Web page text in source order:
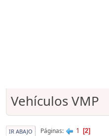
Vehículos VMP
IR ABAJO Páginas 1 2